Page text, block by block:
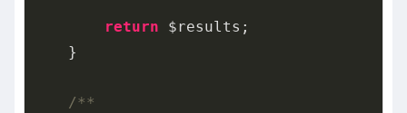
return $results;
    }
/**